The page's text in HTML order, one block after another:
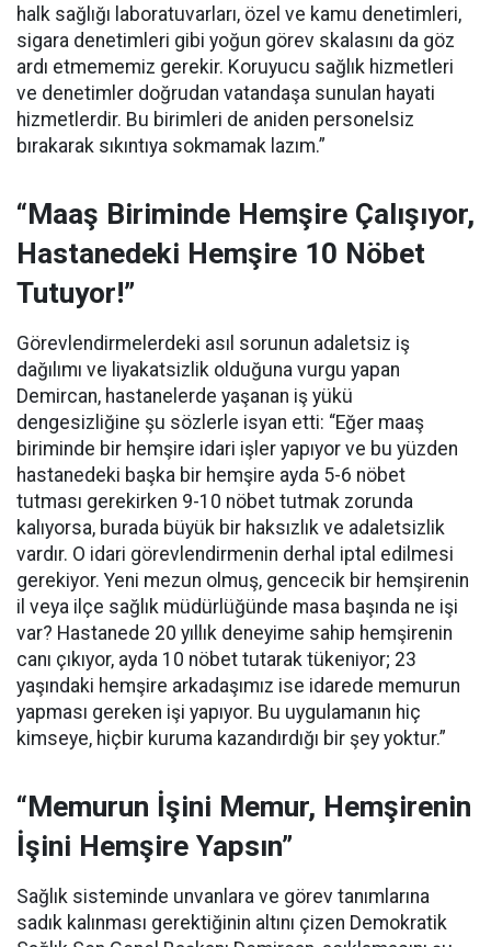
halk sağlığı laboratuvarları, özel ve kamu denetimleri,
sigara denetimleri gibi yoğun görev skalasını da göz
ardı etmememiz gerekir. Koruyucu sağlık hizmetleri
ve denetimler doğrudan vatandaşa sunulan hayati
hizmetlerdir. Bu birimleri de aniden personelsiz
bırakarak sıkıntıya sokmamak lazım.”
“Maaş Biriminde Hemşire Çalışıyor,
Hastanedeki Hemşire 10 Nöbet
Tutuyor!”
Görevlendirmelerdeki asıl sorunun adaletsiz iş
dağılımı ve liyakatsizlik olduğuna vurgu yapan
Demircan, hastanelerde yaşanan iş yükü
dengesizliğine şu sözlerle isyan etti: “Eğer maaş
biriminde bir hemşire idari işler yapıyor ve bu yüzden
hastanedeki başka bir hemşire ayda 5-6 nöbet
tutması gerekirken 9-10 nöbet tutmak zorunda
kalıyorsa, burada büyük bir haksızlık ve adaletsizlik
vardır. O idari görevlendirmenin derhal iptal edilmesi
gerekiyor. Yeni mezun olmuş, gencecik bir hemşirenin
il veya ilçe sağlık müdürlüğünde masa başında ne işi
var? Hastanede 20 yıllık deneyime sahip hemşirenin
canı çıkıyor, ayda 10 nöbet tutarak tükeniyor; 23
yaşındaki hemşire arkadaşımız ise idarede memurun
yapması gereken işi yapıyor. Bu uygulamanın hiç
kimseye, hiçbir kuruma kazandırdığı bir şey yoktur.”
“Memurun İşini Memur, Hemşirenin
İşini Hemşire Yapsın”
Sağlık sisteminde unvanlara ve görev tanımlarına
sadık kalınması gerektiğinin altını çizen Demokratik